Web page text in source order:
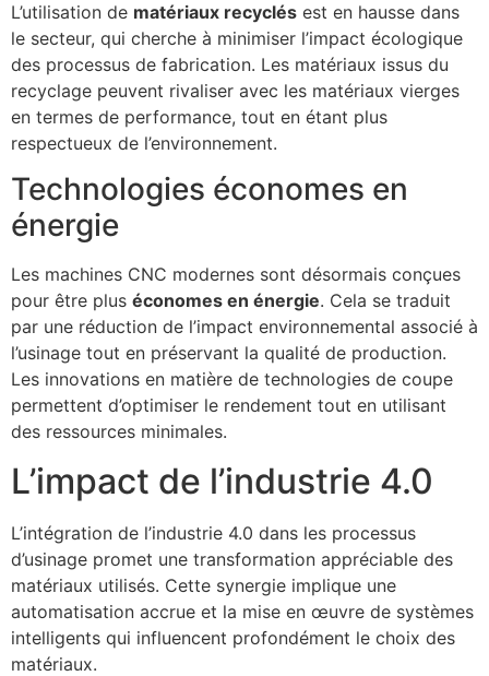
L’utilisation de matériaux recyclés est en hausse dans
le secteur, qui cherche à minimiser l’impact écologique
des processus de fabrication. Les matériaux issus du
recyclage peuvent rivaliser avec les matériaux vierges
en termes de performance, tout en étant plus
respectueux de l’environnement.
Technologies économes en
énergie
Les machines CNC modernes sont désormais conçues
pour être plus économes en énergie. Cela se traduit
par une réduction de l’impact environnemental associé à
l’usinage tout en préservant la qualité de production.
Les innovations en matière de technologies de coupe
permettent d’optimiser le rendement tout en utilisant
des ressources minimales.
L’impact de l’industrie 4.0
L’intégration de l’industrie 4.0 dans les processus
d’usinage promet une transformation appréciable des
matériaux utilisés. Cette synergie implique une
automatisation accrue et la mise en œuvre de systèmes
intelligents qui influencent profondément le choix des
matériaux.